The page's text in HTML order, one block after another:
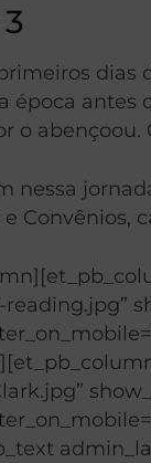
época
o
nessa
Convênios,